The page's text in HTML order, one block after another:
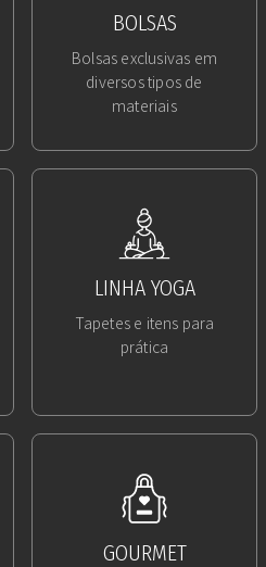
BOLSAS
Bolsas exclusivas em
diversos tipos de
materiais
LINHA YOGA
Tapetes e itens para
prática
GOURMET